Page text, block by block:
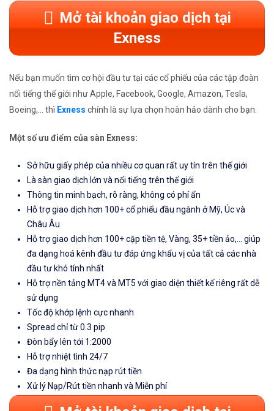
Mở tài khoản giao dịch tại
Exness
Nếu bạn muốn tìm cơ hội đầu tư tại các cổ phiếu của các tập đoàn
nổi tiếng thế giới như Apple, Facebook, Google, Amazon, Tesla,
Boeing,... thì Exness chính là sự lựa chọn hoàn hảo dành cho bạn.
Một số ưu điểm của sàn Exness:
Sở hữu giấy phép của nhiều cơ quan rất uy tín trên thế giới
Là sàn giao dịch lớn và nổi tiếng trên thế giới
Thông tin minh bạch, rõ ràng, không có phí ẩn
Hỗ trợ giao dịch hơn 100+ cổ phiếu đầu ngành ở Mỹ, Úc và
Châu Âu
Hỗ trợ giao dịch hơn 100+ cặp tiền tệ, Vàng, 35+ tiền ảo,... giúp
đa dạng hoá kênh đầu tư đáp ứng khẩu vị của tất cả các nhà
đầu tư khó tính nhất
Hỗ trợ nền tảng MT4 và MT5 với giao diện thiết kế riêng rất dễ
sử dụng
Tốc độ khớp lệnh cực nhanh
Spread chỉ từ 0.3 pip
Đòn bẩy lên tới 1:2000
Hỗ trợ nhiệt tình 24/7
Đa dạng hình thức nạp rút tiền
Xử lý Nạp/Rút tiền nhanh và Miễn phí